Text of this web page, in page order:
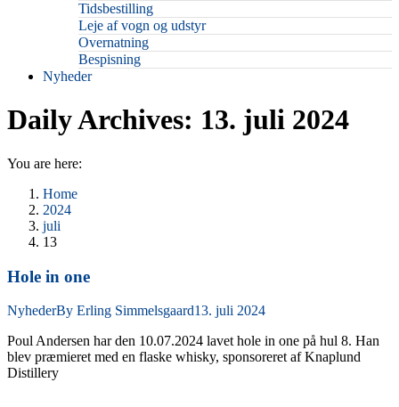
Tidsbestilling
Leje af vogn og udstyr
Overnatning
Bespisning
Nyheder
Daily Archives: 13. juli 2024
You are here:
Home
2024
juli
13
Hole in one
NyhederBy Erling Simmelsgaard13. juli 2024
Poul Andersen har den 10.07.2024 lavet hole in one på hul 8. Han
blev præmieret med en flaske whisky, sponsoreret af Knaplund
Distillery